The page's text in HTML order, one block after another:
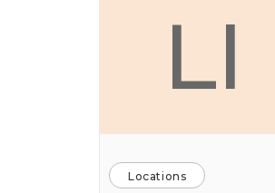
LI
Locations